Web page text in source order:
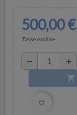
500,00 €
Tasse escluse
remove add
shopping_cart
favorite_border